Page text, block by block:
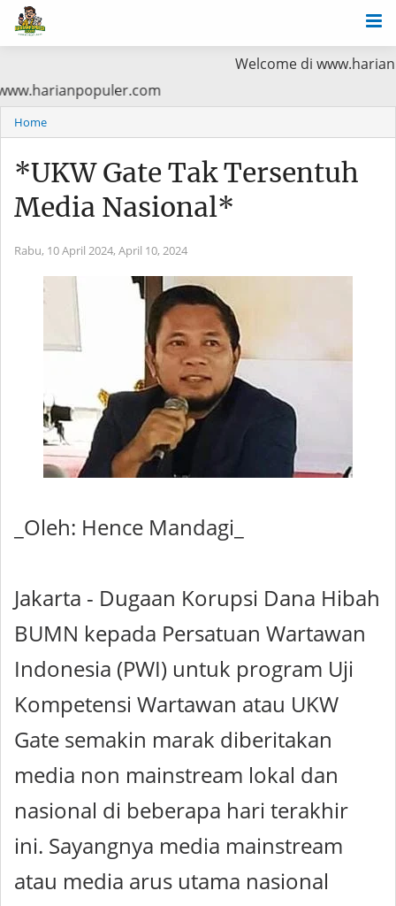
Welcome di
di www.harianpopuler.com
Home
*UKW Gate Tak Tersentuh
Media Nasional*
Rabu, 10 April 2024, April 10, 2024
_Oleh: Hence Mandagi_
Jakarta - Dugaan Korupsi Dana Hibah
BUMN kepada Persatuan Wartawan
Indonesia (PWI) untuk program Uji
Kompetensi Wartawan atau UKW
Gate semakin marak diberitakan
media non mainstream lokal dan
nasional di beberapa hari terakhir
ini. Sayangnya media mainstream
atau media arus utama nasional